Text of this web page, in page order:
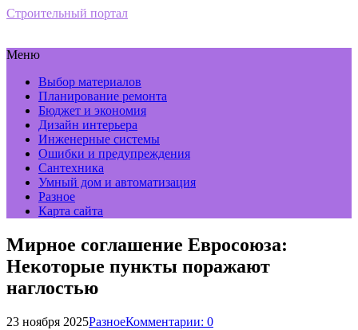
Строительный портал
Меню
Выбор материалов
Планирование ремонта
Бюджет и экономия
Дизайн интерьера
Инженерные системы
Ошибки и предупреждения
Сантехника
Умный дом и автоматизация
Разное
Карта сайта
Мирное соглашение Евросоюза:
Некоторые пункты поражают
наглостью
23 ноября 2025РазноеКомментарии: 0